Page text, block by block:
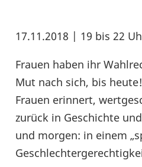
17.11.2018 | 19 bis 22
Frauen haben ihr
Mut nach sich, bis
Frauen erinnert,
zurück in Geschichte
und morgen: in einem